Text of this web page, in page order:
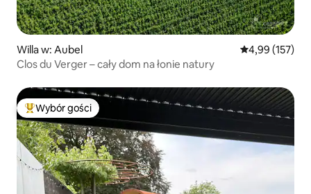
Willa w: Aubel Średnia
4,99 (157)
Clos du Verger – cały dom na łonie natury
Najpopularniejsze z kategorii Wybór gości
Wybór gości